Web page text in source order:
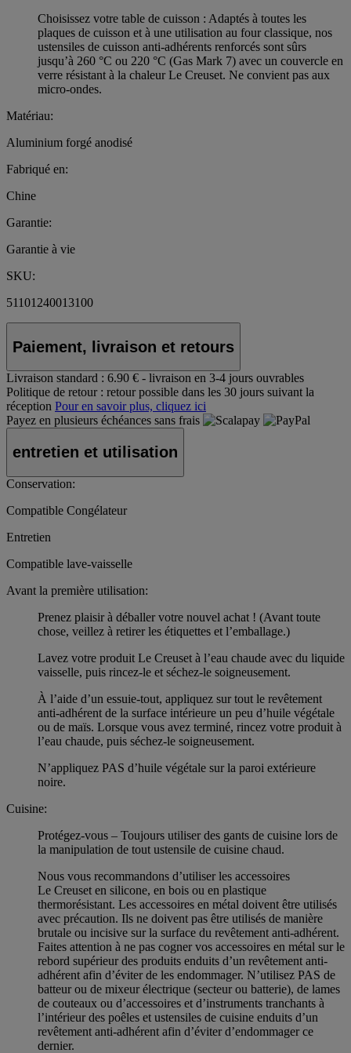
Choisissez votre table de cuisson : Adaptés à toutes les
plaques de cuisson et à une utilisation au four classique, nos
ustensiles de cuisson anti-adhérents renforcés sont sûrs
jusqu’à 260 °C ou 220 °C (Gas Mark 7) avec un couvercle en
verre résistant à la chaleur Le Creuset. Ne convient pas aux
micro-ondes.
Matériau:
Aluminium forgé anodisé
Fabriqué en:
Chine
Garantie:
Garantie à vie
SKU:
51101240013100
Paiement, livraison et retours
Livraison standard : 6.90 € - livraison en 3-4 jours ouvrables
Politique de retour : retour possible dans les 30 jours suivant la
réception Pour en savoir plus, cliquez ici
Payez en plusieurs échéances sans frais
entretien et utilisation
Conservation:
Compatible Congélateur
Entretien
Compatible lave-vaisselle
Avant la première utilisation:
Prenez plaisir à déballer votre nouvel achat ! (Avant toute
chose, veillez à retirer les étiquettes et l’emballage.)
Lavez votre produit Le Creuset à l’eau chaude avec du liquide
vaisselle, puis rincez-le et séchez-le soigneusement.
À l’aide d’un essuie-tout, appliquez sur tout le revêtement
anti-adhérent de la surface intérieure un peu d’huile végétale
ou de maïs. Lorsque vous avez terminé, rincez votre produit à
l’eau chaude, puis séchez-le soigneusement.
N’appliquez PAS d’huile végétale sur la paroi extérieure
noire.
Cuisine:
Protégez-vous – Toujours utiliser des gants de cuisine lors de
la manipulation de tout ustensile de cuisine chaud.
Nous vous recommandons d’utiliser les accessoires
Le Creuset en silicone, en bois ou en plastique
thermorésistant. Les accessoires en métal doivent être utilisés
avec précaution. Ils ne doivent pas être utilisés de manière
brutale ou incisive sur la surface du revêtement anti-adhérent.
Faites attention à ne pas cogner vos accessoires en métal sur le
rebord supérieur des produits enduits d’un revêtement anti-
adhérent afin d’éviter de les endommager. N’utilisez PAS de
batteur ou de mixeur électrique (secteur ou batterie), de lames
de couteaux ou d’accessoires et d’instruments tranchants à
l’intérieur des poêles et ustensiles de cuisine enduits d’un
revêtement anti-adhérent afin d’éviter d’endommager ce
dernier.